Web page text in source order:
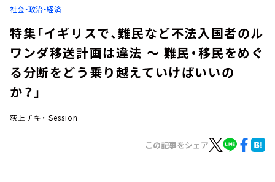
今日の番組表
社会・政治・経済
特集「イギリスで、難民など不法入国者のル
ワンダ移送計画は違法 ～ 難民・移民をめぐ
る分断をどう乗り越えていけばいいの
か？」
荻上チキ・ Session
この記事をシェア